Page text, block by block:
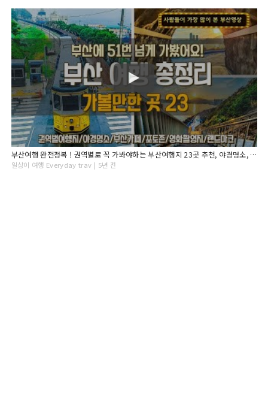
부산여행 완전정복 ! 권역별로 꼭 가봐야하는 부산여행지 23곳 추천, 야경명소, 부산카페, 부산포토존, 부산숙소추천, 여행지 가는법과 꿀팁! Busan Travel
일상이 여행 Everyday trav | 5년 전